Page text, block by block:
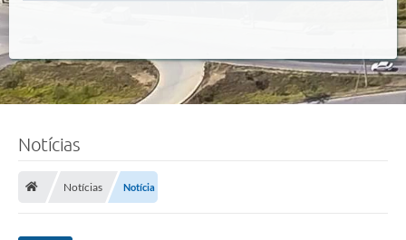
Notícias
Notícias Notícia